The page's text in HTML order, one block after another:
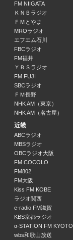
FM NIIGATA
ＫＮＢラジオ
ＦＭとやま
MROラジオ
エフエム石川
FBCラジオ
FM福井
ＹＢＳラジオ
FM FUJI
SBCラジオ
ＦＭ長野
NHK AM（東京）
NHK AM（名古屋）
近畿
ABCラジオ
MBSラジオ
OBCラジオ大阪
FM COCOLO
FM802
FM大阪
Kiss FM KOBE
ラジオ関西
e-radio FM滋賀
KBS京都ラジオ
α-STATION FM KYOTO
wbs和歌山放送